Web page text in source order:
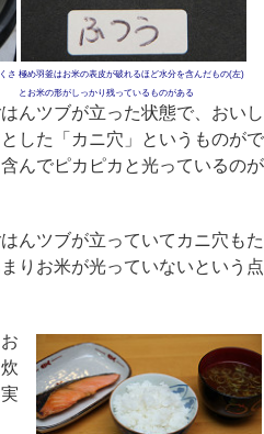
さ 極め羽釜はお米の表皮が破れるほど水分を含んだもの(左)
とお米の形がしっかり残っているものがある
んツブが立った状態で、おいし
した「カニ穴」というものがで
んでピカピカと光っているのが
んツブが立っていてカニ穴もた
りお米が光っていないという点